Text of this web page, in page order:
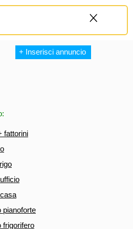
+
+ Inserisci annuncio
fattorini
pianoforte
frigorifero